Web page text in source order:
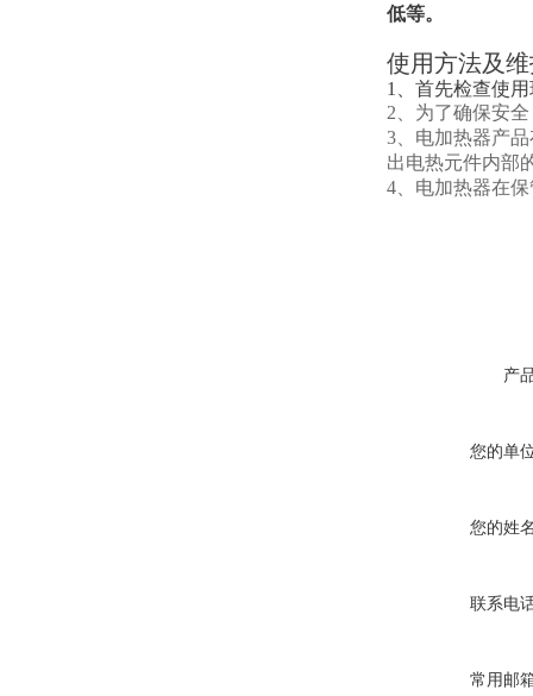
低等。
使用方法及
1、首先检查使
2、为了确保安
3、电加热器产
出电热元件内部
4、电加热器在
产
您的单
您的姓
联系电
常用邮